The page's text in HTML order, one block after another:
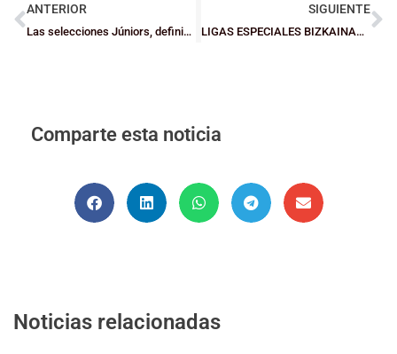
ANTERIOR
Las selecciones Júniors, definidas, a los Minis les queda más por concretar
SIGUIENTE
LIGAS ESPECIALES BIZKAINAS: El Tabirako Baqué A gana a Askartza y le disputa el primer puesto (CF)
Comparte esta noticia
Noticias relacionadas